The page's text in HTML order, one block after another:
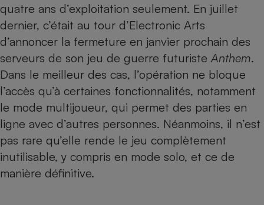
quatre ans d’exploitation seulement. En juillet
dernier, c’était au tour d’Electronic Arts
d’annoncer la fermeture en janvier prochain des
serveurs de son jeu de guerre futuriste Anthem.
Dans le meilleur des cas, l’opération ne bloque
l’accès qu’à certaines fonctionnalités, notamment
le mode multijoueur, qui permet des parties en
ligne avec d’autres personnes. Néanmoins, il n’est
pas rare qu’elle rende le jeu complètement
inutilisable, y compris en mode solo, et ce de
manière définitive.
Cafetière à expressos